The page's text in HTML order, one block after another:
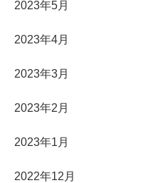
2023年5月
2023年4月
2023年3月
2023年2月
2023年1月
2022年12月